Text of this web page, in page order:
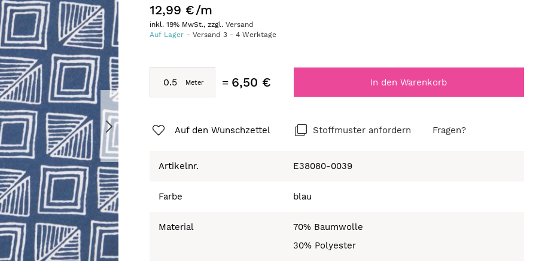
12,99 €/m
inkl. 19% MwSt., zzgl.Versand
Auf Lager
Versand3 -4 Werktage
6,50 € In den Warenkorb
Auf den Wunschzettel Stoffmuster anfordern Fragen?
Artikelnr. E38080-0039
Farbe blau
Material
70% Baumwolle
30% Polyester